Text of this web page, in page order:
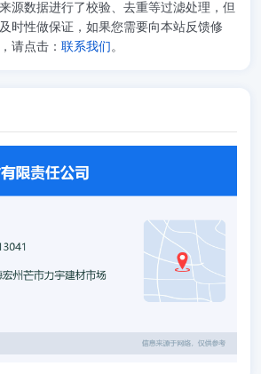
源数据进行了校验、去重等过滤处理，但
时性做保证，如果您需要向本站反馈修
请点击： 联系我们 。